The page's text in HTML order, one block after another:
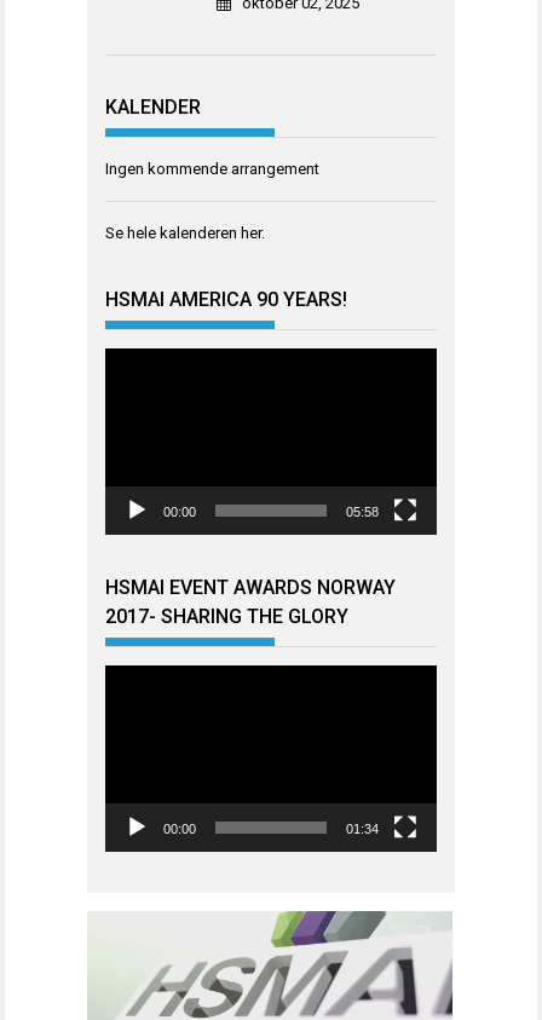
KALENDER
Ingen kommende arrangement
Se hele kalenderen her.
HSMAI AMERICA 90 YEARS!
00:00 05:58
HSMAI EVENT AWARDS NORWAY
2017- SHARING THE GLORY
00:00 01:34